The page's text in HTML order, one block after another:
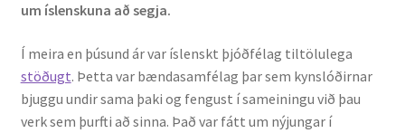
um íslenskuna að segja.
Í meira en þúsund ár var íslenskt þjóðfélag tiltölulega
stöðugt. Þetta var bændasamfélag þar sem kynslóðirnar
bjuggu undir sama þaki og fengust í sameiningu við þau
verk sem þurfti að sinna. Það var fátt um nýjungar í